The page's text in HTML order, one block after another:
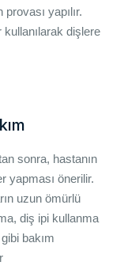
yapılır.
kullanılarak dişlere
sonra, hastanın
yapması önerilir.
uzun ömürlü
diş ipi kullanma
bakım